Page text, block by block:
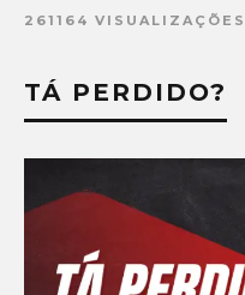
261164 VISUALIZAÇÕES
TÁ PERDIDO?